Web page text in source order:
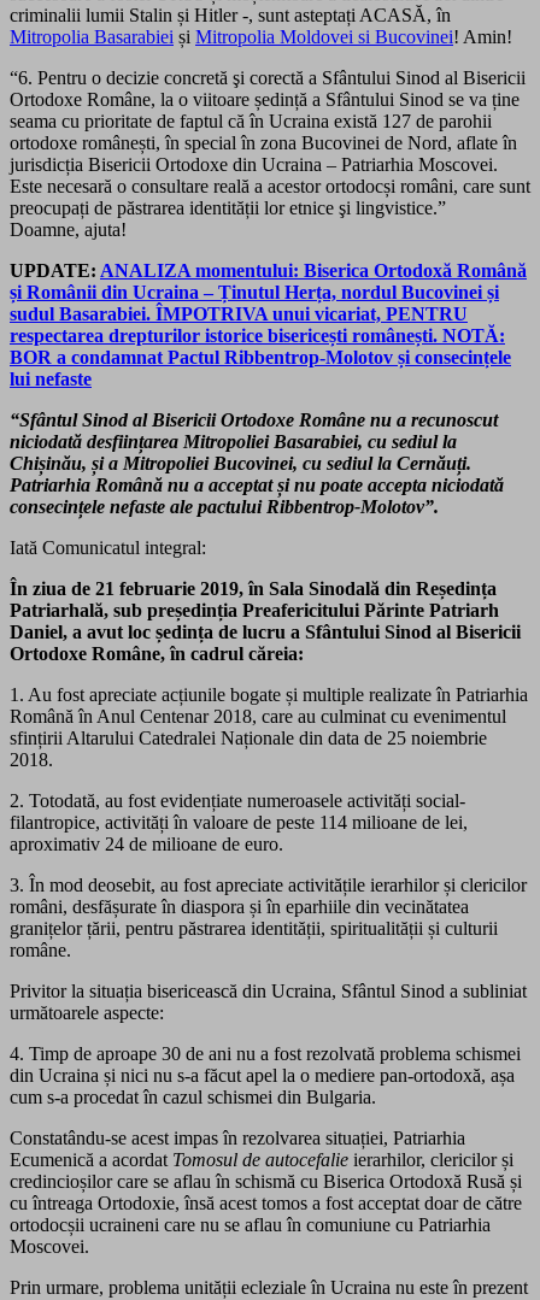
criminalii lumii Stalin și Hitler -, sunt asteptați ACASĂ, în
Mitropolia Basarabiei și Mitropolia Moldovei si Bucovinei! Amin!
“6. Pentru o decizie concretă şi corectă a Sfântului Sinod al Bisericii
Ortodoxe Române, la o viitoare ședință a Sfântului Sinod se va ține
seama cu prioritate de faptul că în Ucraina există 127 de parohii
ortodoxe românești, în special în zona Bucovinei de Nord, aflate în
jurisdicția Bisericii Ortodoxe din Ucraina – Patriarhia Moscovei.
Este necesară o consultare reală a acestor ortodocși români, care sunt
preocupați de păstrarea identității lor etnice şi lingvistice.”
Doamne, ajuta!
UPDATE: ANALIZA momentului: Biserica Ortodoxă Română
și Românii din Ucraina – Ținutul Herța, nordul Bucovinei și
sudul Basarabiei. ÎMPOTRIVA unui vicariat, PENTRU
respectarea drepturilor istorice bisericești românești. NOTĂ:
BOR a condamnat Pactul Ribbentrop-Molotov și consecințele
lui nefaste
“Sfântul Sinod al Bisericii Ortodoxe Române nu a recunoscut
niciodată desființarea Mitropoliei Basarabiei, cu sediul la
Chișinău, și a Mitropoliei Bucovinei, cu sediul la Cernăuți.
Patriarhia Română nu a acceptat și nu poate accepta niciodată
consecințele nefaste ale pactului Ribbentrop-Molotov”.
Iată Comunicatul integral:
În ziua de 21 februarie 2019, în Sala Sinodală din Reședința
Patriarhală, sub președinția Preafericitului Părinte Patriarh
Daniel, a avut loc ședința de lucru a Sfântului Sinod al Bisericii
Ortodoxe Române, în cadrul căreia:
1. Au fost apreciate acțiunile bogate și multiple realizate în Patriarhia
Română în Anul Centenar 2018, care au culminat cu evenimentul
sfințirii Altarului Catedralei Naționale din data de 25 noiembrie
2018.
2. Totodată, au fost evidențiate numeroasele activități social-
filantropice, activități în valoare de peste 114 milioane de lei,
aproximativ 24 de milioane de euro.
3. În mod deosebit, au fost apreciate activitățile ierarhilor și clericilor
români, desfășurate în diaspora și în eparhiile din vecinătatea
granițelor țării, pentru păstrarea identității, spiritualității și culturii
române.
Privitor la situația bisericească din Ucraina, Sfântul Sinod a subliniat
următoarele aspecte:
4. Timp de aproape 30 de ani nu a fost rezolvată problema schismei
din Ucraina și nici nu s-a făcut apel la o mediere pan-ortodoxă, așa
cum s-a procedat în cazul schismei din Bulgaria.
Constatându-se acest impas în rezolvarea situației, Patriarhia
Ecumenică a acordat Tomosul de autocefalie ierarhilor, clericilor și
credincioșilor care se aflau în schismă cu Biserica Ortodoxă Rusă și
cu întreaga Ortodoxie, însă acest tomos a fost acceptat doar de către
ortodocșii ucraineni care nu se aflau în comuniune cu Patriarhia
Moscovei.
Prin urmare, problema unității ecleziale în Ucraina nu este în prezent